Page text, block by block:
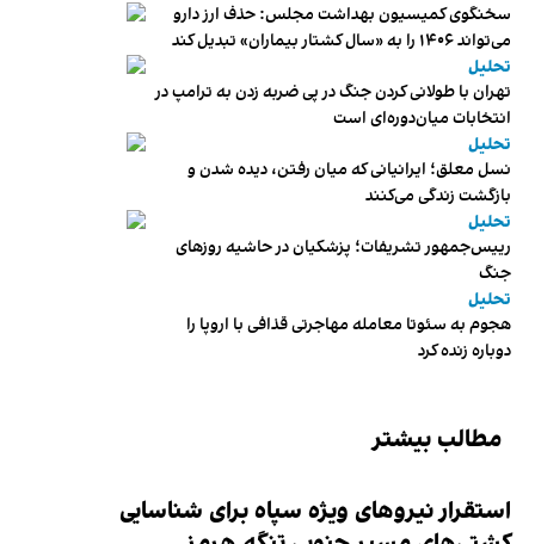
سخنگوی کمیسیون بهداشت مجلس: حذف ارز دارو
می‌تواند ۱۴۰۶ را به «سال کشتار بیماران» تبدیل کند
تحلیل
تهران با طولانی کردن جنگ در پی ضربه زدن به ترامپ در
انتخابات میان‌دوره‌ای است
تحلیل
نسل معلق؛ ایرانیانی که میان رفتن، دیده شدن و
بازگشت زندگی می‌کنند
تحلیل
رییس‌جمهور تشریفات؛ پزشکیان در حاشیه روزهای
جنگ
تحلیل
هجوم به سئوتا معامله مهاجرتی قذافی با اروپا را
دوباره زنده کرد
مطالب بیشتر
استقرار نیروهای ویژه سپاه برای شناسایی